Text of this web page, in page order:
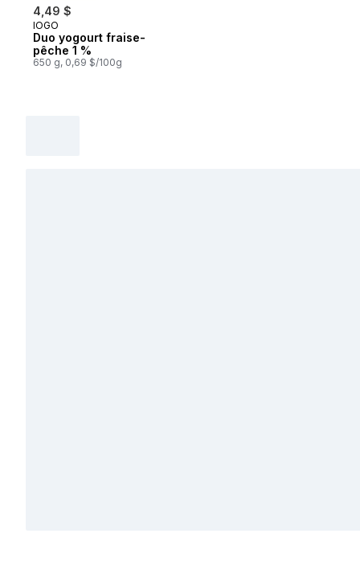
4,49 $
Sponsorisé
IÖGO
Duo yogourt fraise-
pêche 1 %
650 g, 0,69 $/100g